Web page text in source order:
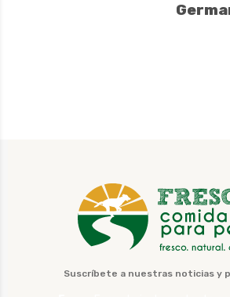
Suscríbete a nuestras noticias y